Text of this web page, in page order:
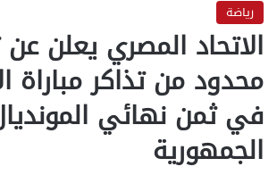
رياضة
الاتحاد المصري يعلن
محدود من تذاكر مباراة
في ثمن نهائي
الجمهورية